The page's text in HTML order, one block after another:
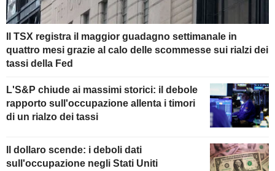
Il TSX registra il maggior guadagno settimanale in
quattro mesi grazie al calo delle scommesse sui rialzi dei
tassi della Fed
L'S&P chiude ai massimi storici: il debole
rapporto sull'occupazione allenta i timori
di un rialzo dei tassi
Il dollaro scende: i deboli dati
sull'occupazione negli Stati Uniti